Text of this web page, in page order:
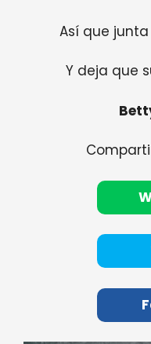
Así que
Y deja que